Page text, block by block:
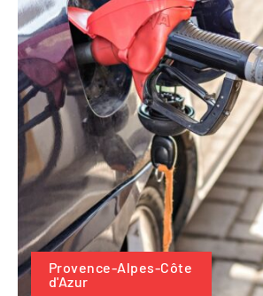
Provence-Alpes-Côte
d'Azur